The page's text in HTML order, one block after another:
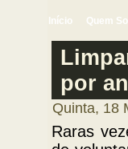
Início Quem
por
Quinta, 18
Raras